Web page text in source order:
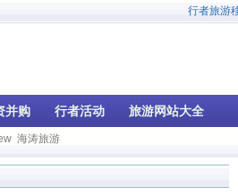
行者旅游
并购 行者活动 旅游网站大全
海涛旅游